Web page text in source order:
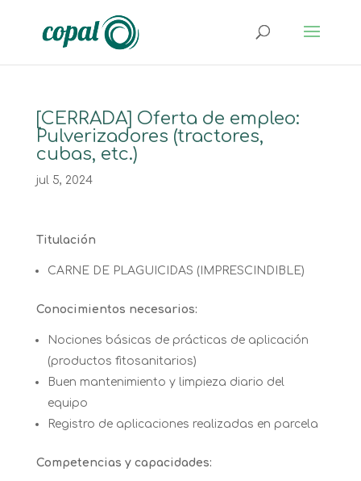
[CERRADA] Oferta de empleo:
Pulverizadores (tractores,
cubas, etc.)
jul 5, 2024
Titulación
CARNE DE PLAGUICIDAS (IMPRESCINDIBLE)
Conocimientos necesarios:
Nociones básicas de prácticas de aplicación
(productos fitosanitarios)
Buen mantenimiento y limpieza diario del
equipo
Registro de aplicaciones realizadas en parcela
Competencias y capacidades: